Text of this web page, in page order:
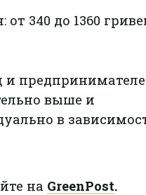
340 до 1360
выше и
в
на GreenPost.